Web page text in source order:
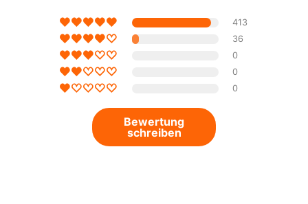
413
36
0
0
0
Bewertung
schreiben